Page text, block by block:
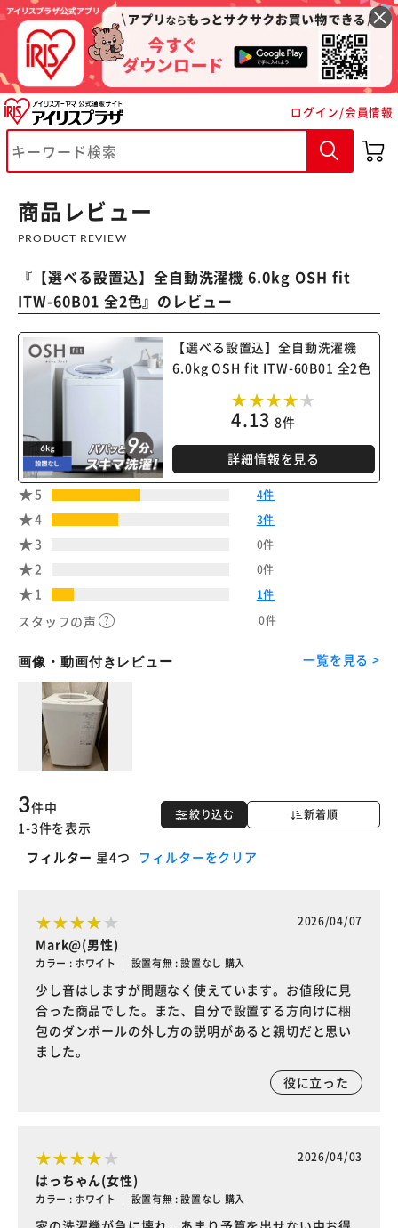
ログイン/会員情報
商品レビュー
PRODUCT REVIEW
『 【選べる設置込】全自動洗濯機 6.0kg OSH fit
ITW-60B01 全2色』のレビュー
【選べる設置込】全自動洗濯機
6.0kg OSH fit ITW-60B01 全2色
4.13 8件
詳細情報を見る
5 4件
4 3件
3 0件
2 0件
1 1件
スタッフの声 0件
画像・動画付きレビュー 一覧を見る >
絞り込む 新着順
3件中
1-3件を表示
フィルター 星4つ フィルターをクリア
2026/04/07
Mark@(男性)
カラー : ホワイト ｜ 設置有無 : 設置なし 購入
少し音はしますが問題なく使えています。お値段に見
合った商品でした。また、自分で設置する方向けに梱
包のダンボールの外し方の説明があると親切だと思い
ました。
役に立った
2026/04/03
はっちゃん(女性)
カラー : ホワイト ｜ 設置有無 : 設置なし 購入
※ご確認ください
カートに入れる